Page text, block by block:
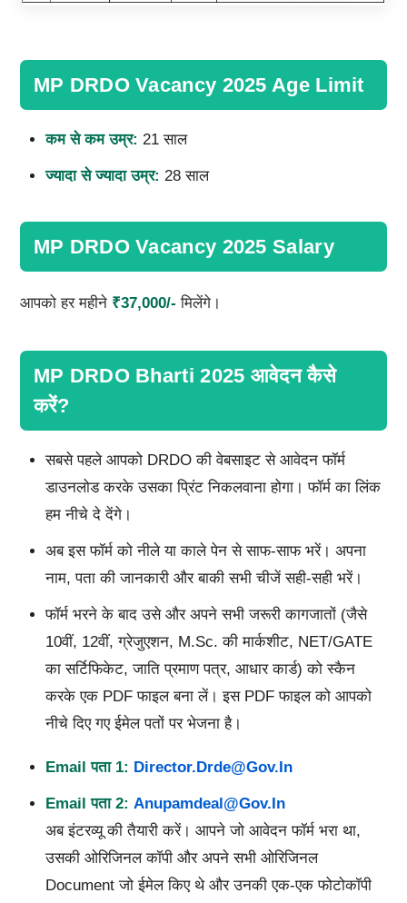
MP DRDO Vacancy 2025 Age Limit
कम से कम उम्र: 21 साल
ज्यादा से ज्यादा उम्र: 28 साल
MP DRDO Vacancy 2025 Salary
आपको हर महीने ₹37,000/- मिलेंगे।
MP DRDO Bharti 2025 आवेदन कैसे
करें?
सबसे पहले आपको DRDO की वेबसाइट से आवेदन फॉर्म
डाउनलोड करके उसका प्रिंट निकलवाना होगा। फॉर्म का लिंक
हम नीचे दे देंगे।
अब इस फॉर्म को नीले या काले पेन से साफ-साफ भरें। अपना
नाम, पता की जानकारी और बाकी सभी चीजें सही-सही भरें।
फॉर्म भरने के बाद उसे और अपने सभी जरूरी कागजातों (जैसे
10वीं, 12वीं, ग्रेजुएशन, M.Sc. की मार्कशीट, NET/GATE
का सर्टिफिकेट, जाति प्रमाण पत्र, आधार कार्ड) को स्कैन
करके एक PDF फाइल बना लें। इस PDF फाइल को आपको
नीचे दिए गए ईमेल पतों पर भेजना है।
Emailपता 1: Director.drde@gov.in
Emailपता 2: Anupamdeal@gov.in
अब इंटरव्यू की तैयारी करें। आपने जो आवेदन फॉर्म भरा था,
उसकी ओरिजिनल कॉपी और अपने सभी ओरिजिनल
Document जो ईमेल किए थे और उनकी एक-एक फोटोकॉपी